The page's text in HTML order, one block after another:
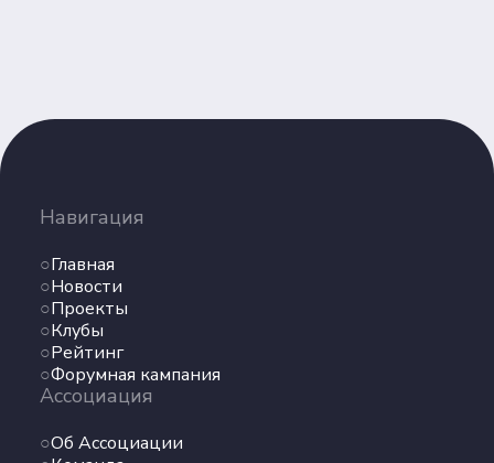
Навигация
Главная
Новости
Проекты
Клубы
Рейтинг
Форумная кампания
Ассоциация
Об Ассоциации